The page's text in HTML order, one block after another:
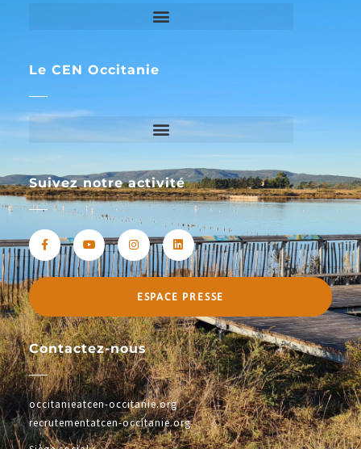
Le CEN Occitanie
Suivez notre activité
ESPACE PRESSE
Contactez-nous
occitanieatcen-occitanie.org
recrutementatcen-occitanie.org